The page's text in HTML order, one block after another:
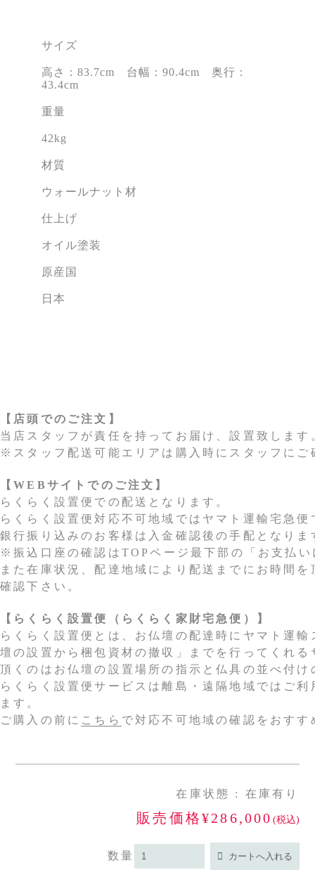
サイズ
高さ：83.7cm 台幅：90.4cm 奥行：
43.4cm
重量
42kg
材質
ウォールナット材
仕上げ
オイル塗装
原産国
日本
【店頭でのご注文】
当店スタッフが責任を持ってお届け、設置致します
※スタッフ配送可能エリアは購入時にスタッフにご
【WEBサイトでのご注文】
らくらく設置便での配送となります。
らくらく設置便対応不可地域ではヤマト運輸宅急
銀行振り込みのお客様は入金確認後の手配となりま
※振込口座の確認はTOPページ最下部の「お支払
また在庫状況、配達地域により配送までにお時間
確認下さい。
【らくらく設置便（らくらく家財宅急便）】
らくらく設置便とは、お仏壇の配達時にヤマト運
壇の設置から梱包資材の撤収」までを行ってくれ
頂くのはお仏壇の設置場所の指示と仏具の並べ付け
らくらく設置便サービスは離島・遠隔地域ではご
ます。
ご購入の前に こちら で対応不可地域の確認をおすす
在庫状態 : 在庫有り
販売価格¥286,000 (税込)
数量